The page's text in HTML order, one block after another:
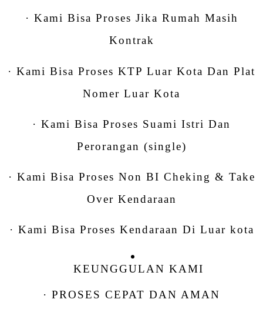
· Kami Bisa Proses Jika Rumah Masih
Kontrak
· Kami Bisa Proses KTP Luar Kota Dan Plat
Nomer Luar Kota
· Kami Bisa Proses Suami Istri Dan
Perorangan (single)
· Kami Bisa Proses Non BI Cheking & Take
Over Kendaraan
· Kami Bisa Proses Kendaraan Di Luar kota
KEUNGGULAN KAMI
· PROSES CEPAT DAN AMAN